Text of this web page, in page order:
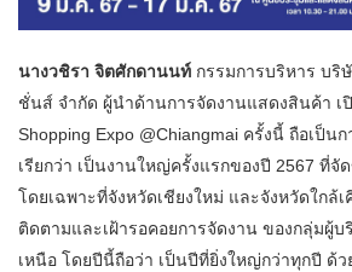
นางวชิรา จิตศักดานนท์ กรรมการบริหาร บริ
ชั่นส์ จำกัด ผู้นำด้านการจัดงานแสดงสินค้า เ
Shopping Expo @Chiangmai ครั้งนี้ ถือเป็น
เรียกว่า เป็นงานใหญ่ครั้งแรกของปี 2567 ที่
โดยเฉพาะที่จังหวัดเชียงใหม่ และจังหวัดใกล้เ
ติดตามและเฝ้ารอคอยการจัดงาน ของกลุ่มผู้
เหนือ โดยปีนี้ถือว่า เป็นปีที่ยิ่งใหญ่กว่าทุกปี ด้